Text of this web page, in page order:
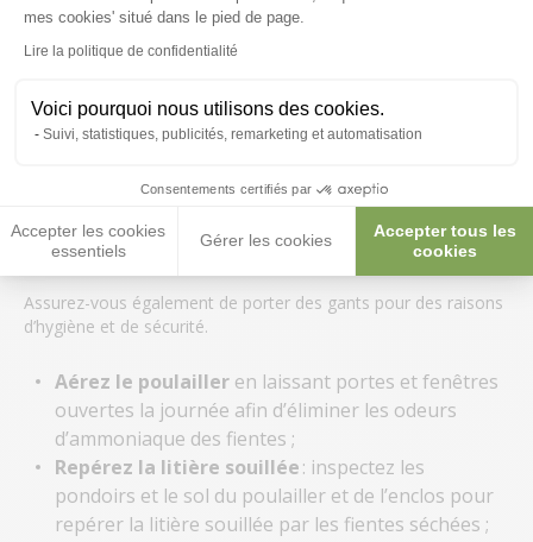
mes cookies' situé dans le pied de page.
Lire la politique de confidentialité
Voici pourquoi nous utilisons des cookies.
Suivi, statistiques, publicités, remarketing et automatisation
Consentements certifiés par
Accepter les cookies
essentiels
Gérer les cookies
Accepter tous les
cookies
sur les perchoirs, pondoirs, murs du poulailler et
sol de l’enclos,
du poulailler.
Au quotidien : retirez la litière souillée
Obtenir un espace propre ne se fera pas sans efforts. En ce qui
concerne la litière, c’est malgré tout très facile et il vous suffira
vous armer d’une pelle et d’un seau
Assurez-vous également de porter des gants pour des raisons
d’hygiène et de sécurité.
Aérez le poulailler en laissant portes et fenêtres
ouvertes la journée afin d’éliminer les odeurs
d’ammoniaque des fientes ;
Repérez la litière souillée: inspectez les
pondoirs et le sol du poulailler et de l’enclos pour
repérer la litière souillée par les fientes séchées ;